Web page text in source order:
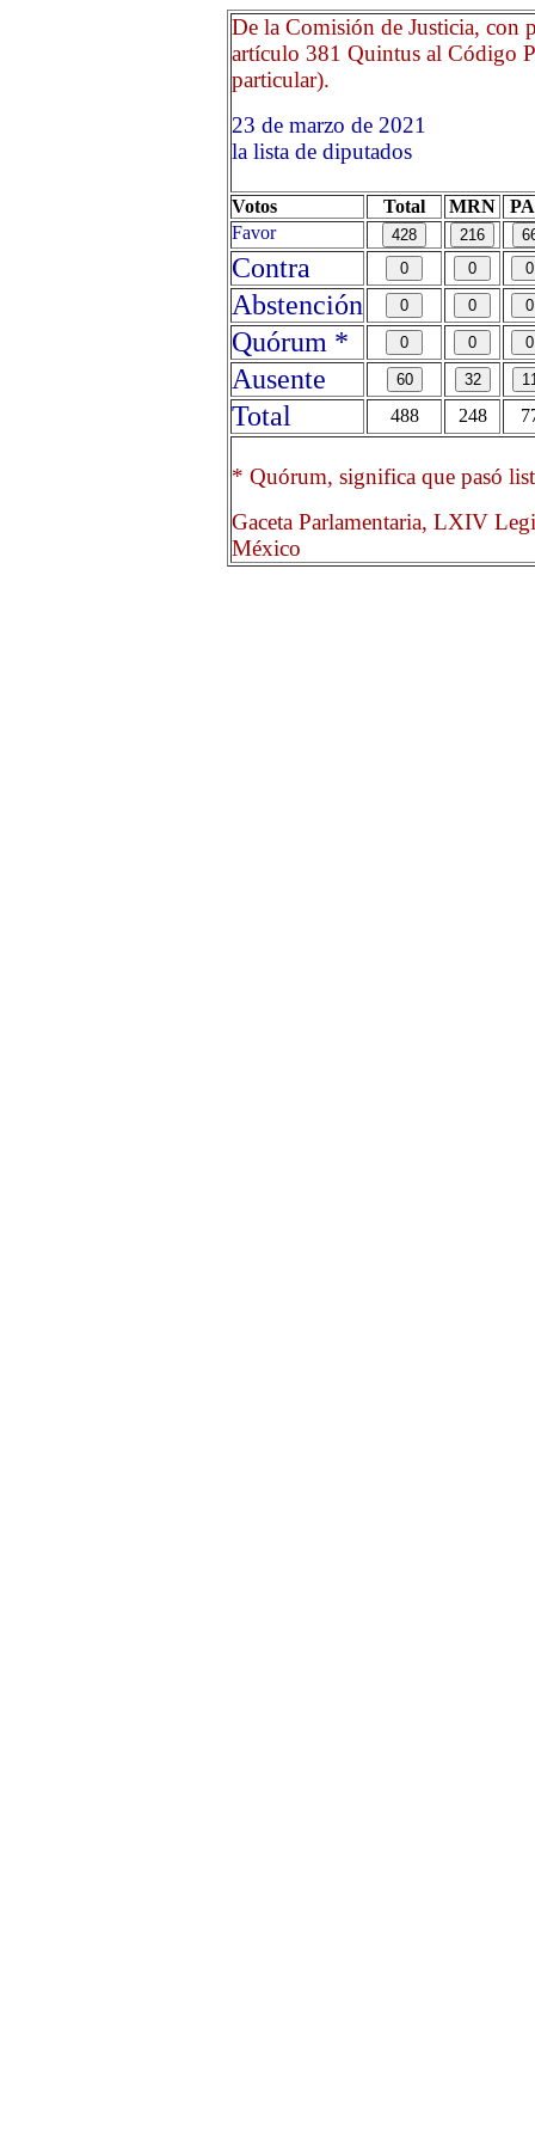
De la Comisión de Justicia, con
artículo 381 Quintus al Código
particular).
23 de marzo de 2021
la lista de diputados
Votos Total MRN
Favor
Contra
Abstención
Quórum *
Ausente
Total
488 248
* Quórum, significa que pasó
Gaceta Parlamentaria, LXIV
México